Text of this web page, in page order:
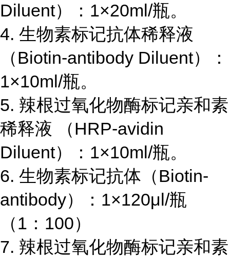
Diluent）： 1×20ml/瓶。
4. 生物素标记抗体稀释液
（Biotin-antibody Diluent）：
1×10ml/瓶。
5. 辣根过氧化物酶标记亲和素
稀释液 （HRP-avidin
Diluent）： 1×10ml/瓶。
6. 生物素标记抗体（Biotin-
antibody）： 1×120μl/瓶
（1 ： 100）
7. 辣根过氧化物酶标记亲和素